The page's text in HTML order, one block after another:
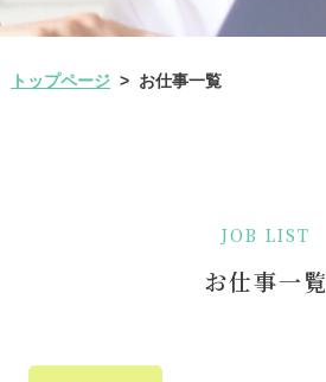
トップページ > お仕事一覧
JOB LIST
お仕事一覧